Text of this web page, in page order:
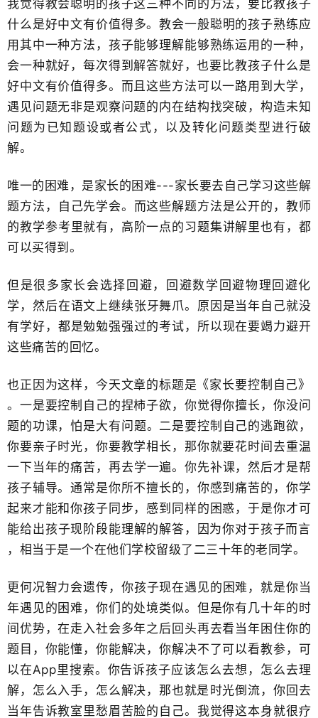
我觉得教会聪明的孩子这三种不同的方法，要比教孩子
什么是好中文​有价值得多。教会一般聪明的孩子熟练应
用其中一种方法，孩子能够理解能够熟练运用的一种，
会一种就好，每次得到解答就好，也要比​教孩子什么是
好中文有价值得多。而且这些方法可以一路用到大学，
遇见问题无非是观察问题的内在结构找突破，构造未知
问题为已知题设或者公式，以及转化问题类型​进行破
解。
唯一的困难，是家长的困难---家长要去自己学习这些解
题方法​，自己先学会。而这些解题方法是公开的，教师
的教学​参考里就有，高阶一点的习题集讲解里也有，都
可以买得到。
但是很多家长会选择回避，回避数学回避物理回避化
学，​然后在语文上继续张牙舞爪。原因是当年自己就没
有学好，​都是勉勉强强过的考试，所以现在要竭力避开
这些痛苦的回忆。
也正因为这样，今天文章的标题是《家长要控制自己》​
。一是要控制自己的捏柿子欲，你觉得你擅长，你没问
题的功课，怕是大有​问题。二是要控制自己的逃跑欲，
你要亲子时光，你要教学相长，那你就要花时间去重温
一下当年的痛苦，​再去学一遍。你先补课，然后才是帮
孩子辅导。通常是你所不擅长的，你感到痛苦的，你学
起来才能和你孩子同步，感到同样的困惑，于是你才可
能给出​孩子现阶段能理解的解答，因为你对于孩子而言​
，相当于是一个在他们学校留级了二三十年的老同学。
更何况智力会遗传，​你孩子现在遇见的困难，就是你当
年遇见的困难，你们的处境类似。但是你有几十年的时
间优势，在走入社会多年之后回头再去看当年困住你的
题目，你能懂，你能解决，你解决不了可以看教参，可
以在App里搜索。你告诉孩子应该怎么去想，怎么去理
解，怎么入手，怎么解决，那也就是​时光倒流，你回去
当年告诉教室里愁眉苦脸的自己。​我觉得这本身就很疗